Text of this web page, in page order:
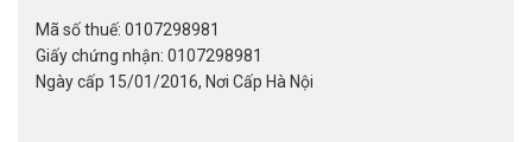
Mã số thuế: 0107298981
Giấy chứng nhận: 0107298981
Ngày cấp 15/01/2016, Nơi Cấp Hà Nội